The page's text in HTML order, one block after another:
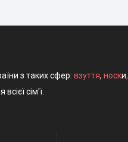
з таких сфер: взуття, носки,
сім'ї.